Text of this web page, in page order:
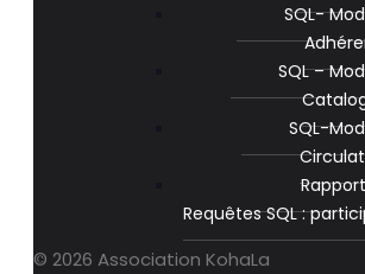
SQL-
SQL –
SQL-
Requêtes SQL :
© 2026 Association KohaLa